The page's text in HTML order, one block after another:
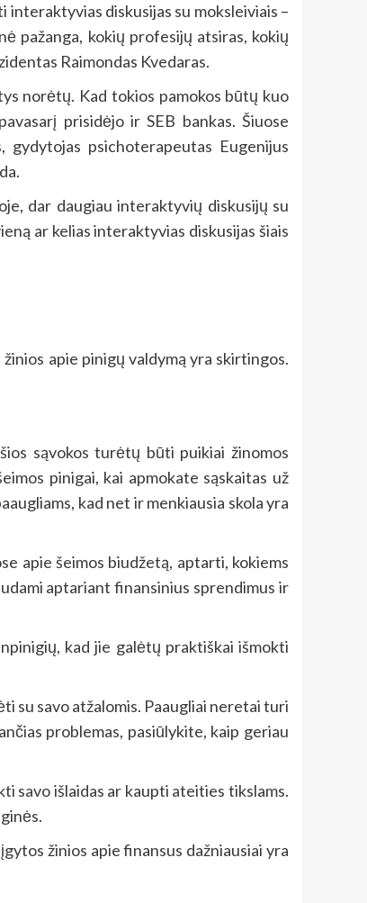
diskusijas su moksleiviais –
pažanga, kokių profesijų atsiras, kokių
Raimondas Kvedaras.
norėtų. Kad tokios pamokos būtų kuo
prisidėjo ir SEB bankas. Šiuose
gydytojas psichoterapeutas Eugenijus
dar daugiau interaktyvių diskusijų su
ar kelias interaktyvias diskusijas šiais
apie pinigų valdymą yra skirtingos.
sąvokos turėtų būti puikiai žinomos
pinigai, kai apmokate sąskaitas už
kad net ir menkiausia skola yra
apie šeimos biudžetą, aptarti, kokiems
aptariant finansinius sprendimus ir
kad jie galėtų praktiškai išmokti
su savo atžalomis. Paaugliai neretai turi
problemas, pasiūlykite, kaip geriau
savo išlaidas ar kaupti ateities tikslams.
žinios apie finansus dažniausiai yra